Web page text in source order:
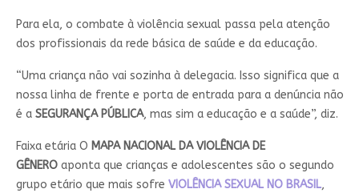
Para ela, o combate à violência sexual passa pela atenção
dos profissionais da rede básica de saúde e da educação.
“Uma criança não vai sozinha à delegacia. Isso significa que a
nossa linha de frente e porta de entrada para a denúncia não
é aSEGURANÇA PÚBLICA, mas sim a educação e a saúde”, diz.
Faixa etária O MAPA NACIONAL DA VIOLÊNCIA DE
GÊNEROaponta que crianças e adolescentes são o segundo
grupo etário que mais sofre VIOLÊNCIA SEXUAL NO BRASIL,